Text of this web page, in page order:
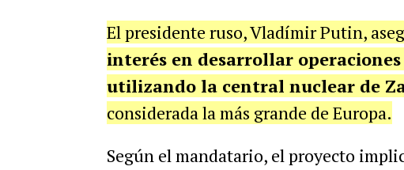
El presidente ruso, Vladímir Putin,
interés en desarrollar
utilizando la central nuclear de
considerada la más grande de Europa.
Según el mandatario, el proyecto